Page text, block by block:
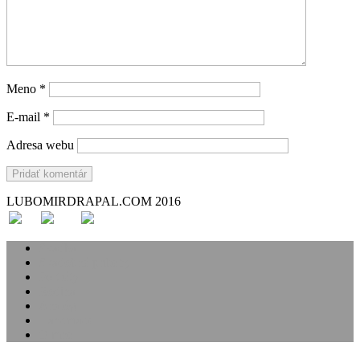
Meno *
E-mail *
Adresa webu
LUBOMIRDRAPAL.COM 2016